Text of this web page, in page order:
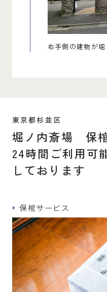
右手側の建物が
東京都杉並区
堀ノ内斎場 保
24時間ご利用可
しております
保棺サービス